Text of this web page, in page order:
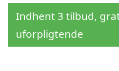
Indhent 3 tilbud,
uforpligtende